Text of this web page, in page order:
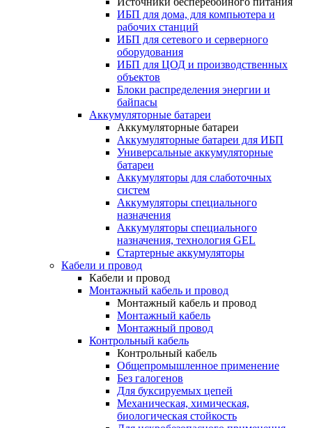
ИБП для дома, для компьютера и
рабочих станций
ИБП для сетевого и серверного
оборудования
ИБП для ЦОД и производственных
объектов
Блоки распределения энергии и
байпасы
Аккумуляторные батареи
Аккумуляторные батареи
Аккумуляторные батареи для ИБП
Универсальные аккумуляторные
батареи
Аккумуляторы для слаботочных
систем
Аккумуляторы специального
назначения
Аккумуляторы специального
назначения, технология GEL
Стартерные аккумуляторы
Кабели и провод
Кабели и провод
Монтажный кабель и провод
Монтажный кабель и провод
Монтажный кабель
Монтажный провод
Контрольный кабель
Контрольный кабель
Общепромышленное применение
Без галогенов
Для буксируемых цепей
Механическая, химическая,
биологическая стойкость